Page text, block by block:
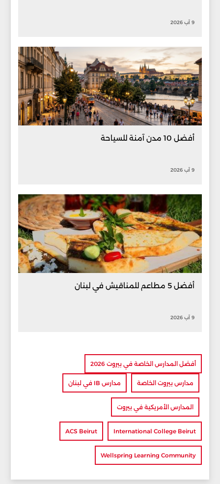
9 آب 2026
أفضل 10 مدن آمنة للسياحة
9 آب 2026
أفضل 5 مطاعم للمناقيش في لبنان
9 آب 2026
أفضل المدارس الخاصة في بيروت 2026
مدارس بيروت الخاصة مدارس IB في لبنان
المدارس الأمريكية في بيروت
International College Beirut
ACS Beirut
Wellspring Learning Community